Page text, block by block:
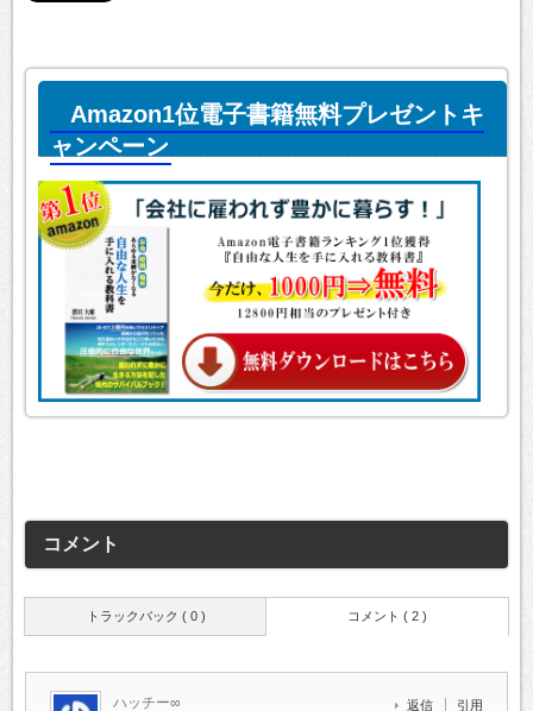
Amazon1位電子書籍無料プレゼントキ
ャンペーン
コメント
トラックバック ( 0 ) コメント ( 2 )
ハッチー∞ 返信 引用